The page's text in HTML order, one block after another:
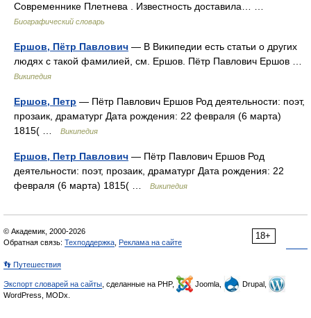
Современнике Плетнева . Известность доставила… …
Биографический словарь
Ершов, Пётр Павлович — В Википедии есть статьи о других
людях с такой фамилией, см. Ершов. Пётр Павлович Ершов …
Википедия
Ершов, Петр — Пётр Павлович Ершов Род деятельности: поэт,
прозаик, драматург Дата рождения: 22 февраля (6 марта)
1815( …
Википедия
Ершов, Петр Павлович — Пётр Павлович Ершов Род
деятельности: поэт, прозаик, драматург Дата рождения: 22
февраля (6 марта) 1815( …
Википедия
18+
© Академик, 2000-2026
Обратная связь: Техподдержка Реклама на сайте
👣 Путешествия
Экспорт словарей на сайты , сделанные на PHP, Joomla,
Drupal,
WordPress, MODx.